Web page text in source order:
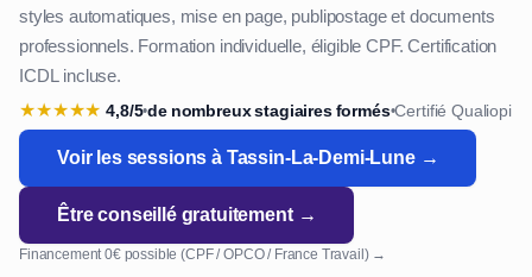
styles automatiques, mise en page, publipostage et documents
professionnels. Formation individuelle, éligible CPF. Certification
ICDL incluse.
★★★★★ 4,8/5•de nombreux stagiaires formés•Certifié Qualiopi
Voir les sessions à Tassin-La-Demi-Lune →
Être conseillé gratuitement →
Financement 0€ possible (CPF / OPCO / France Travail) →